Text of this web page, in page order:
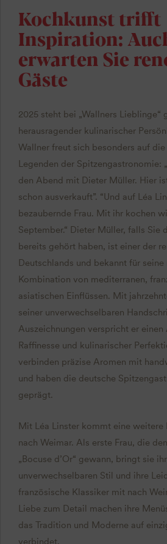
Kochkunst trifft
Inspiration:
erwarten Sie
Gäste
2025 steht bei „Wallners Lieblinge“
herausragender kulinarischer
Wallner freut sich besonders auf
Legenden der Spitzengastronomie:
den Abend mit Dieter Müller. Hier
schon ausverkauft”. “Und auf Léa
bezaubernde Frau. Mit ihr kochen
September.“ Dieter Müller, falls Sie
bereits gehört haben, ist einer der
Deutschlands und bekannt für
Kombination von mediterranen,
asiatischen Einflüssen. Mit
seiner unverwechselbaren
Auszeichnungen verspricht er
Raffinesse und kulinarischer
verbinden präzise Aromen mit
und haben die deutsche
geprägt.
Mit Léa Linster kommt eine weitere
nach Weimar. Als erste Frau, die
„Bocuse d’Or“ gewann, bringt sie
unverwechselbaren Stil und ihre
französische Klassiker mit nach
Liebe zum Detail machen ihre
das Tradition und Moderne auf
verbindet.